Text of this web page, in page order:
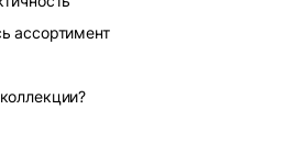
ассортимент